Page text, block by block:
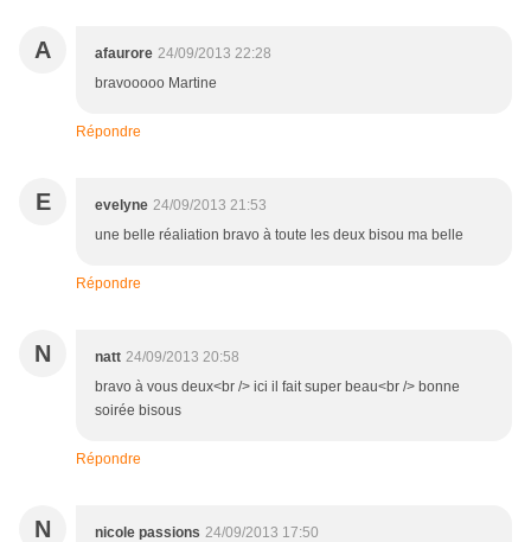
A afaurore 24/09/2013 22:28
bravooooo Martine
Répondre
E evelyne 24/09/2013 21:53
une belle réaliation bravo à toute les deux bisou ma belle
Répondre
N natt 24/09/2013 20:58
bravo à vous deux<br /> ici il fait super beau<br /> bonne
soirée bisous
Répondre
N nicole passions 24/09/2013 17:50